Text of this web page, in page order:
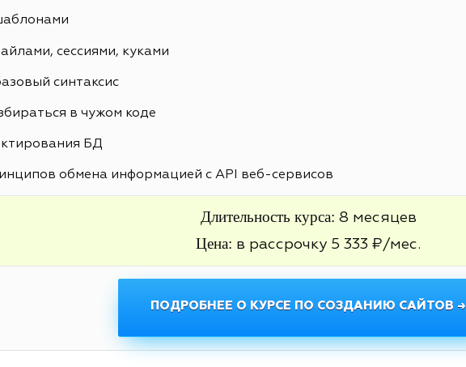
сессиями, куками
синтаксис
в чужом коде
БД
обмена информацией с API веб-сервисов
Длительность курса: 8 месяцев
Цена: в рассрочку 5 333 ₽/мес.
ПОДРОБНЕЕ О КУРСЕ ПО СОЗДАНИЮ САЙТОВ →